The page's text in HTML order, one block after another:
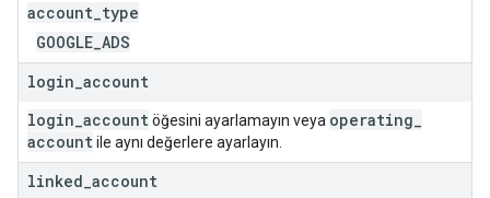
account type
GOOGLE ADS
login account
login accountöğesini ayarlamayın veya operating
accountile aynı değerlere ayarlayın.
linked account